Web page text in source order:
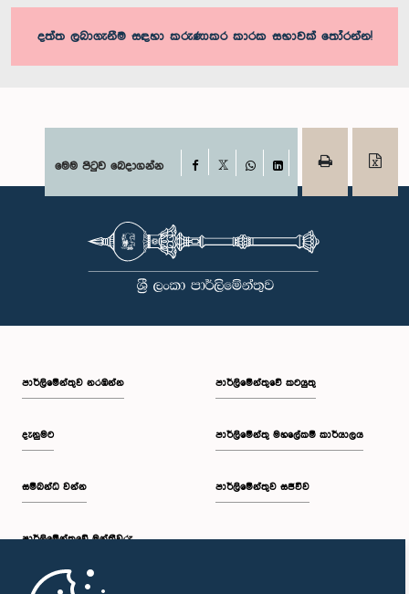
දත්ත ලබාගැනීම සඳහා කරුණාකර කාරක සභාවක් තෝරන්න!
මෙම පිටුව බෙදාගන්න Facebook
WhatsAppLinkedIn
පාර්ලි‌මේන්තුව නරඹන්න
දැනුමට
සම්බන්ධ වන්න
පාර්ලි‌මේන්තුවේ මන්ත්‍රීවරු
මුල් පිටුව
පාර්ලිමේන්තුවේ කටයුතු
පාර්ලිමේන්තු මහලේකම් කාර්යාලය
පාර්ලිමේන්තුව සජීවීව